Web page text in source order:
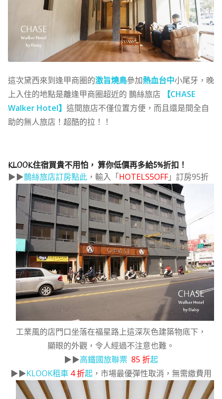
這次黛西來到逢甲商圈的激旨燒鳥參加熱血台中小尾牙， 晚
上入住的地點是離逢甲商圈超近的 鵲絲旅店
【CHASE
Walker Hotel】 這間旅店不僅位置方便，而且還是間全自
助的無人旅店！超酷的拉！！
KLOOK住宿買貴不用怕， 算你低價再多給5%折扣！
▶▶鵲絲旅店訂房點此，輸入「HOTELS5OFF」訂房95折
工業風的店門口坐落在福星路上這深灰色建築物底下，
顯眼的外觀，令人經過不注意也難。
▶▶高鐵國旅聯票 85 折起
▶▶KLOOK租車 4 折起 ，市場最優彈性取消，無需繳費用